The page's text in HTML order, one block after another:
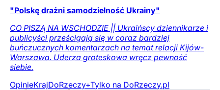
"Polskę drażni samodzielność Ukrainy"
CO PISZĄ NA WSCHODZIE || Ukraińscy dziennikarze i
publicyści prześcigają się w coraz bardziej
buńczucznych komentarzach na temat relacji Kijów-
Warszawa. Uderza groteskowa wręcz pewność
siebie.
OpinieKrajDoRzeczy+Tylko na DoRzeczy.pl